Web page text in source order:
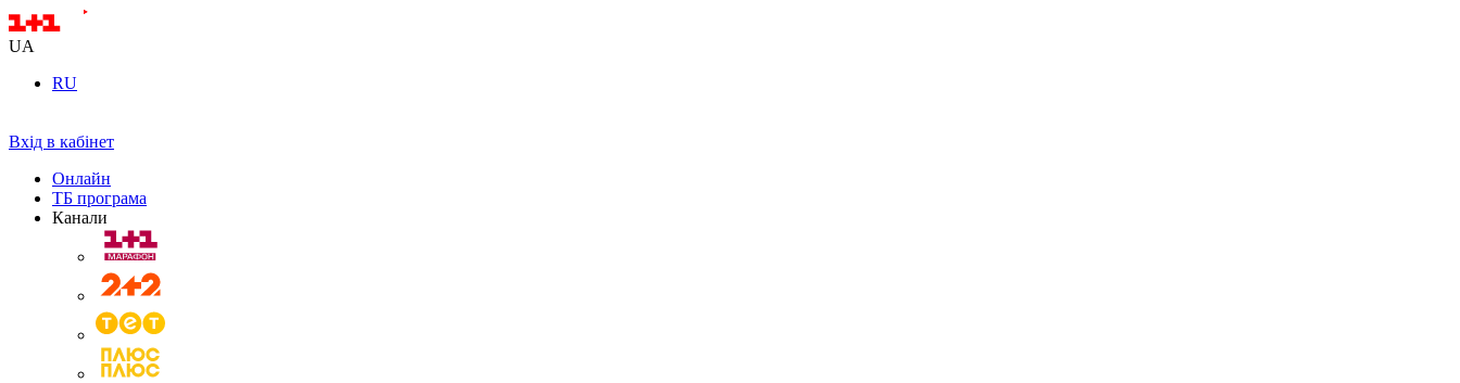
UA
RU
Вхід в кабінет
Онлайн
ТБ програма
Канали